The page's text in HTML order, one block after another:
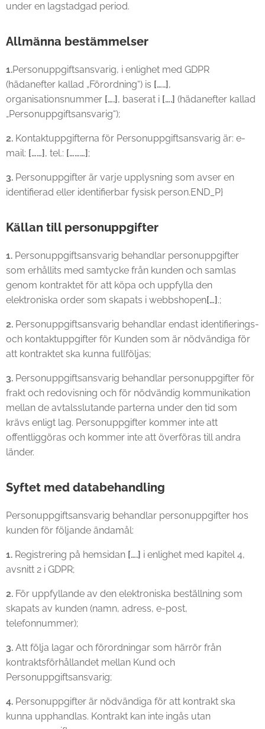
under en lagstadgad period.
Allmänna bestämmelser
1.Personuppgiftsansvarig, i enlighet med GDPR
(hädanefter kallad „Förordning“) is […..],
organisationsnummer [….], baserat i [….] (hädanefter kallad
„Personuppgiftsansvarig“);
2. Kontaktuppgifterna för Personuppgiftsansvarig är: e-
mail: [……], tel.: [………];
3. Personuppgifter är varje upplysning som avser en
identifierad eller identifierbar fysisk person.END_P}
Källan till personuppgifter
1. Personuppgiftsansvarig behandlar personuppgifter
som erhållits med samtycke från kunden och samlas
genom kontraktet för att köpa och uppfylla den
elektroniska order som skapats i webbshopen[…].;
2. Personuppgiftsansvarig behandlar endast identifierings-
och kontaktuppgifter för Kunden som är nödvändiga för
att kontraktet ska kunna fullföljas;
3. Personuppgiftsansvarig behandlar personuppgifter för
frakt och redovisning och för nödvändig kommunikation
mellan de avtalsslutande parterna under den tid som
krävs enligt lag. Personuppgifter kommer inte att
offentliggöras och kommer inte att överföras till andra
länder.
Syftet med databehandling
Personuppgiftsansvarig behandlar personuppgifter hos
kunden för följande ändamål:
1. Registrering på hemsidan [….] i enlighet med kapitel 4,
avsnitt 2 i GDPR;
2. För uppfyllande av den elektroniska beställning som
skapats av kunden (namn, adress, e-post,
telefonnummer);
3. Att följa lagar och förordningar som härrör från
kontraktsförhållandet mellan Kund och
Personuppgiftsansvarig;
4. Personuppgifter är nödvändiga för att kontrakt ska
kunna upphandlas. Kontrakt kan inte ingås utan